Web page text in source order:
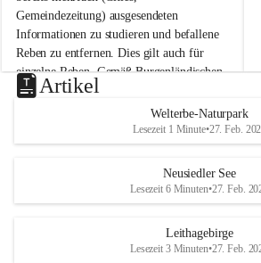
a
m
N
e
u
s
d
S
Gemeindezeitung) ausgesendeten
Informationen zu studieren und befallene
Reben zu entfernen. Dies gilt auch für
einzelne Reben. Gemäß Burgenländischen
Weinbaugesetz sind nicht gepflegte oder
unzulässige Weingärten zu roden! Bitte
helfen wir zusammen um unsere Winzer
vor den prognostizierten Ernteausfällen
und den daraus folgenden wirtschaftlichen
Maßnahmen zur Bekämpfung
Artikel
Welterbe-Naturpark
Lesezeit 1 Minute•27. Feb.
Neusiedler See
Lesezeit 6 Minuten•27. Feb.
Leithagebirge
Lesezeit 3 Minuten•27. Feb.